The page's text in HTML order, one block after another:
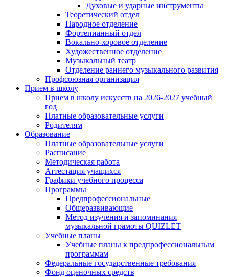
Духовые и ударные инструменты
Теоретический отдел
Народное отделение
Фортепианный отдел
Вокально-хоровое отделение
Художественное отделение
Музыкальный театр
Отделение раннего музыкального развития
Профсоюзная организация
Прием в школу
Прием в школу искусств на 2026-2027 учебный
год
Платные образовательные услуги
Родителям
Образование
Платные образовательные услуги
Расписание
Методическая работа
Аттестация учащихся
Графики учебного процесса
Программы
Предпрофессиональные
Общеразвивающие
Метод изучения и запоминания
музыкальной грамоты QUIZLET
Учебные планы
Учебные планы к предпрофессиональным
программам
Федеральные государственные требования
Фонд оценочных средств